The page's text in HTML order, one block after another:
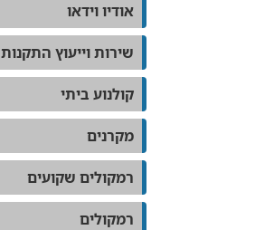
אודיו וידאו
שירות וייעוץ התקנות
קולנוע ביתי
מקרנים
רמקולים שקועים
רמקולים